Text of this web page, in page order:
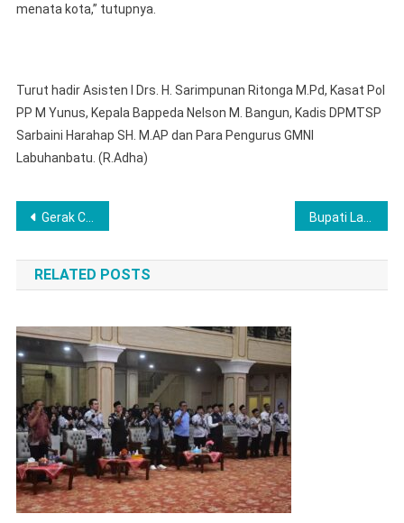
menata kota,” tutupnya.
Turut hadir Asisten l Drs. H. Sarimpunan Ritonga M.Pd, Kasat Pol
PP M Yunus, Kepala Bappeda Nelson M. Bangun, Kadis DPMTSP
Sarbaini Harahap SH. M.AP dan Para Pengurus GMNI
Labuhanbatu. (R.Adha)
Post
navigation
Gerak Cepat Tim Macan Linggau Ringkus Pelaku Pembacok Petugas Jaga Malam Pasar Impres, Adanya Informasi Hendak Kabur Keluar Kota Lubuklinggau
RELATED POSTS